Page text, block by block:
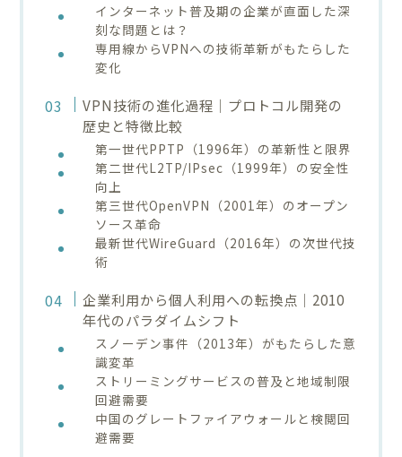
インターネット普及期の企業が直面した深
刻な問題とは？
専用線からVPNへの技術革新がもたらした
変化
VPN技術の進化過程｜プロトコル開発の
歴史と特徴比較
第一世代PPTP（1996年）の革新性と限界
第二世代L2TP/IPsec（1999年）の安全性
向上
第三世代OpenVPN（2001年）のオープン
ソース革命
最新世代WireGuard（2016年）の次世代技
術
企業利用から個人利用への転換点｜2010
年代のパラダイムシフト
スノーデン事件（2013年）がもたらした意
識変革
ストリーミングサービスの普及と地域制限
回避需要
中国のグレートファイアウォールと検閲回
避需要